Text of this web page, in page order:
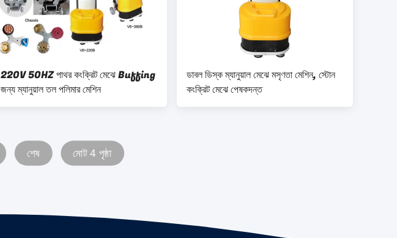
220V 50HZ পাথর কংক্রিট মেঝে Buffing
জন্য ম্যানুয়াল তল পলিমার মেশিন
ডাবল ডিস্ক ম্যানুয়াল মেঝে মসৃণতা মেশিন, স্টোন
কংক্রিট মেঝে পেষকদন্ত
শেষ মোট 4 পৃষ্ঠা